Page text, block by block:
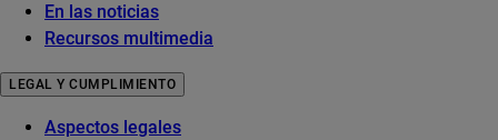
En las noticias
Recursos multimedia
LEGAL Y CUMPLIMIENTO
Aspectos legales